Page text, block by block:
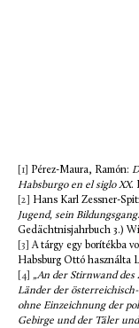
[1] Pérez-Maura, Ramón:
Habsburgo en el siglo XX.
[2]
Hans Karl Zessner-
Jugend, sein Bildungsgang
Gedächtnisjahrbuch 3.)
[3]
A tárgy egy borítékba
Habsburg Ottó használta
[4] „An der Stirnwand
Länder der
ohne Einzeichnung der
Gebirge und der Täler